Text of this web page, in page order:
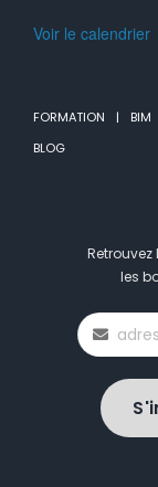
Voir le calendrier
FORMATION BIM
BLOG
les